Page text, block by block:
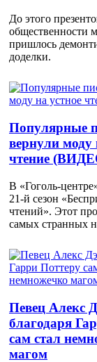
До этого
общественности
пришлось
доделки.
Популярные
вернули моду
чтение
В «Гоголь-
21-й сезон
чтений». Этот
самых странных
Певец Алекс
благодаря
сам стал
магом